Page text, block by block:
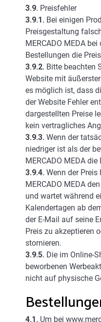
3.9. Preisfehler
3.9.1. Bei einigen
Preisgestaltung
MERCADO MEDA
Bestellungen die
3.9.2. Bitte beachten
Website mit
es möglich ist, dass
der Website Fehler
dargestellten Preise
kein vertragliches
3.9.3. Wenn der
niedriger ist als der
MERCADO MEDA
3.9.4. Wenn der
MERCADO MEDA
und wartet während
Kalendertagen ab
der E-Mail auf seine
Preis zu akzeptieren
stornieren.
3.9.5. Die im Online-
beworbenen
nicht auf physische
4.1. Um bei